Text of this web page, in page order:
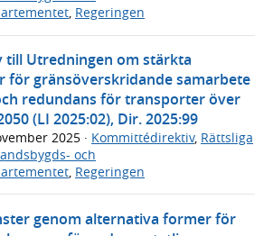
, Regeringen
till Utredningen om stärkta
för gränsöverskridande samarbete
redundans för transporter över
(LI 2025:02), Dir. 2025:99
2025 · Kommittédirektiv, Rättsliga
och
, Regeringen
genom alternativa former för